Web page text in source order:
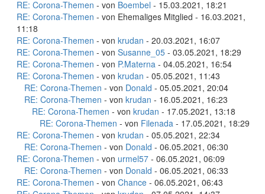
RE: Corona-Themen - von Boembel - 15.03.2021, 18:21
RE: Corona-Themen - von Ehemaliges Mitglied - 16.03.2021,
11:18
RE: Corona-Themen - von krudan - 20.03.2021, 16:07
RE: Corona-Themen - von Susanne_05 - 03.05.2021, 18:29
RE: Corona-Themen - von P.Materna - 04.05.2021, 16:54
RE: Corona-Themen - von krudan - 05.05.2021, 11:43
RE: Corona-Themen - von Donald - 05.05.2021, 20:04
RE: Corona-Themen - von krudan - 16.05.2021, 16:23
RE: Corona-Themen - von krudan - 17.05.2021, 13:18
RE: Corona-Themen - von Filenada - 17.05.2021, 18:29
RE: Corona-Themen - von krudan - 05.05.2021, 22:34
RE: Corona-Themen - von Donald - 06.05.2021, 06:30
RE: Corona-Themen - von urmel57 - 06.05.2021, 06:09
RE: Corona-Themen - von Donald - 06.05.2021, 06:33
RE: Corona-Themen - von Chance - 06.05.2021, 06:43